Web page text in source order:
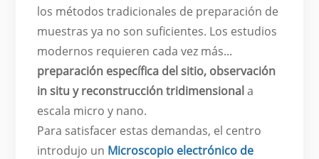
los métodos tradicionales de preparación de
muestras ya no son suficientes. Los estudios
modernos requieren cada vez más...
preparación específica del sitio, observación
in situ y reconstrucción tridimensionala
escala micro y nano.
Para satisfacer estas demandas, el centro
introdujo un Microscopio electrónico de